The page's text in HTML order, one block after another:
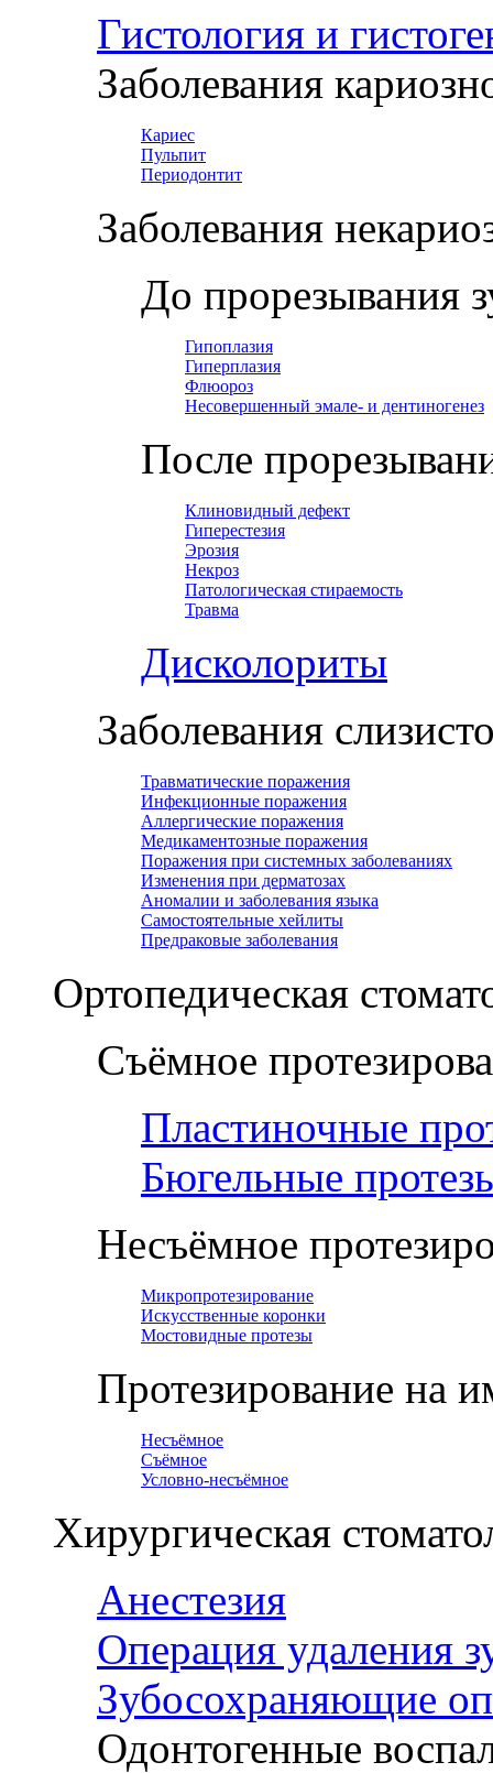
Гистология и
Заболевания
Кариес
Пульпит
Периодонтит
Заболевания
До прорезывания
Гипоплазия
Гиперплазия
Флюороз
Несовершенный эмале- и дентиногенез
После
Клиновидный дефект
Гиперестезия
Эрозия
Некроз
Патологическая стираемость
Травма
Дисколориты
Заболевания
Травматические поражения
Инфекционные поражения
Аллергические поражения
Медикаментозные поражения
Поражения при системных заболеваниях
Изменения при дерматозах
Аномалии и заболевания языка
Самостоятельные хейлиты
Предраковые заболевания
Ортопедическая
Съёмное
Пластиночные
Бюгельные
Несъёмное
Микропротезирование
Искусственные коронки
Мостовидные протезы
Протезирование на
Несъёмное
Съёмное
Условно-несъёмное
Хирургическая
Анестезия
Операция удаления
Зубосохраняющие
Одонтогенные